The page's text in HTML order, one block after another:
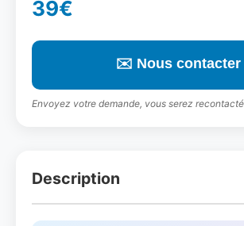
39€
✉️ Nous contacter
Envoyez votre demande, vous serez
Description